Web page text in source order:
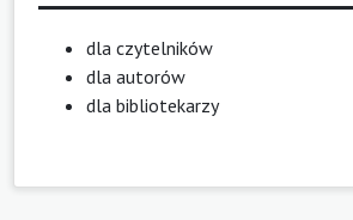
dla czytelników
dla autorów
dla bibliotekarzy